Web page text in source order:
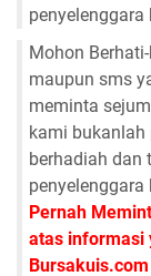
Mohon
maupun sms
meminta
kami bukanlah
berhadiah dan
Pernah
atas informasi
Bursakuis.com